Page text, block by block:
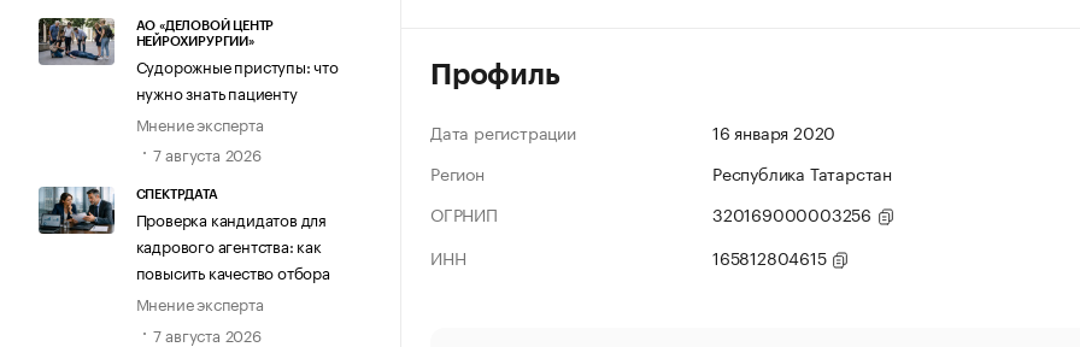
АО «ДЕЛОВОЙ ЦЕНТР
НЕЙРОХИРУРГИИ»
Судорожные приступы: что
нужно знать пациенту
Мнение эксперта
7 августа 2026
СПЕКТРДАТА
Проверка кандидатов для
кадрового агентства: как
повысить качество отбора
Мнение эксперта
7 августа 2026
Профиль
Дата регистрации
16 января 2020
Регион
Республика Татарстан
ОГРНИП
320169000003256
ИНН
165812804615